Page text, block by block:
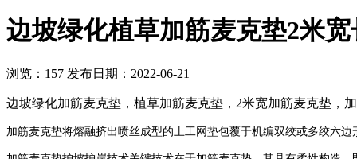
边坡绿化植草加筋麦克垫2米
浏览： 157 发布日期：2022-06-21
边坡绿化加筋麦克垫，植草加筋麦克垫，2米宽加筋麦克垫，
加筋麦克垫将熔融挤出喷丝成型的土工网垫包覆于机编双绞或多绞六